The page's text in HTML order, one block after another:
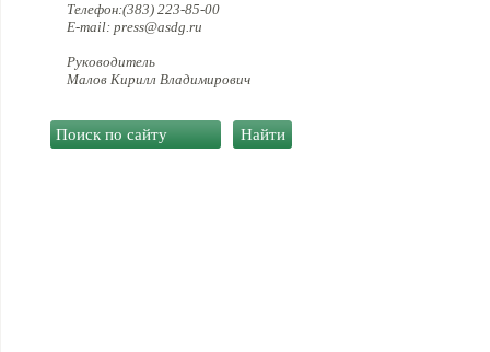
Телефон:(383) 223-85-00
E-mail: press@asdg.ru
Руководитель
Малов Кирилл Владимирович